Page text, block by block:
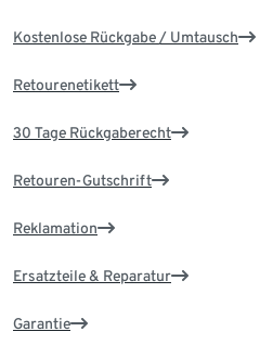
Kostenlose Rückgabe / Umtausch
Retourenetikett
30 Tage Rückgaberecht
Retouren-Gutschrift
Reklamation
Ersatzteile & Reparatur
Garantie